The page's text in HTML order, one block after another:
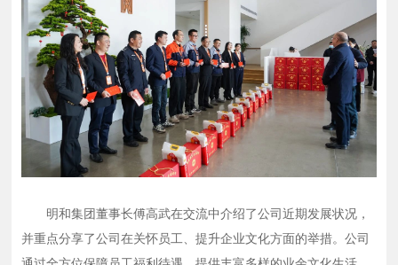
明和集团董事长傅高武在交流中介绍了公司近期发展状况，
并重点分享了公司在关怀员工、提升企业文化方面的举措。公司